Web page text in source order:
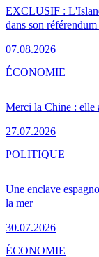
EXCLUSIF :
dans son
07.08.2026
Merci la Chine : elle
27.07.2026
ÉCONOMIE
Une enclave
la mer
30.07.2026
POLITIQUE
ÉCONOMIE